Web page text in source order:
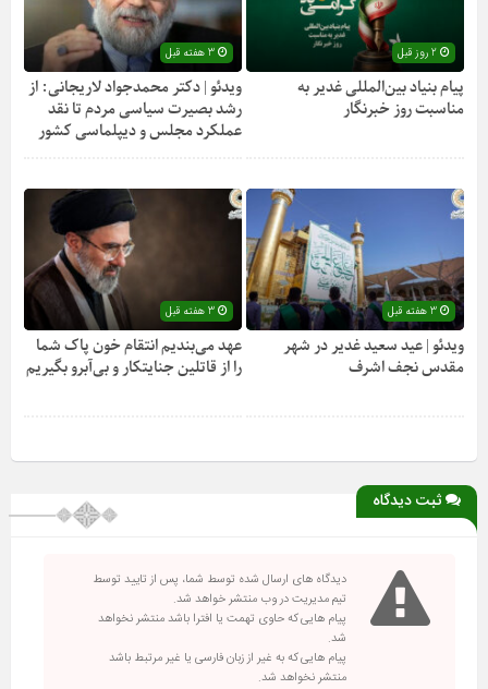
2 روز قبل
پیام بنیاد بین‌المللی غدیر به
مناسبت روز خبرنگار
ویدئو | دکتر محمدجواد لاریجانی: از
رشد بصیرت سیاسی مردم تا نقد
عملکرد مجلس و دیپلماسی کشور
3 هفته قبل
ویدئو | عید سعید غدیر در شهر
مقدس نجف اشرف
عهد می‌بندیم انتقام خون پاک شما
را از قاتلین جنایتکار و بی‌آبرو بگیریم
ثبت دیدگاه
دیدگاه های ارسال شده توسط شما، پس از تایید توسط
تیم مدیریت در وب منتشر خواهد شد.
پیام هایی که حاوی تهمت یا افترا باشد منتشر نخواهد
شد.
پیام هایی که به غیر از زبان فارسی یا غیر مرتبط باشد
منتشر نخواهد شد.